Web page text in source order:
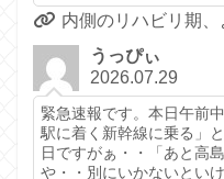
内側のリハビリ期、
うっぴぃ
2026.07.29
緊急速報です。本日午前
駅に着く新幹線に乗る」
日ですがぁ・・「あと高
や・・別にいかないとい